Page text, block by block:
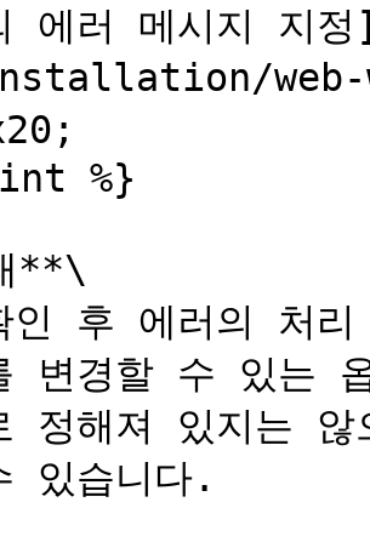
에러 메시지 지
web-
%}
**\
인 후 에러의 처
변경할 수 있는
정해져 있지는
있습니다.